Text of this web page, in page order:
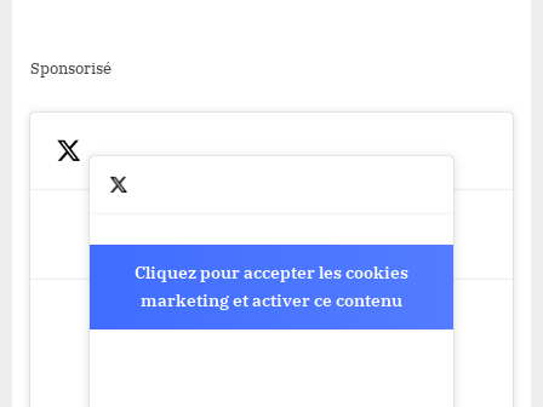
Sponsorisé
Cliquez pour accepter les cookies
marketing et activer ce contenu
Cliquez pour accepter les cookies
marketing et activer ce contenu